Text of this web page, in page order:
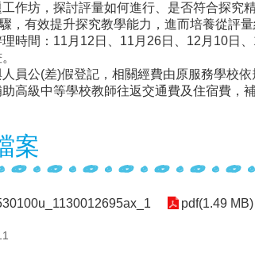
作坊，探討評量如何進行、是否符合探究
有效提升探究教學能力，進而培養從評量
時間：11月12日、11月26日、12月10日
員公(差)假登記，相關經費由原服務學校依
高級中等學校教師往返交通費及住宿費，
案
pdf(1.49 MB)